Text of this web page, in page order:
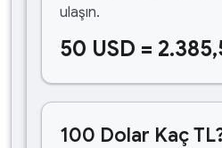
ulaşın.
50 USD =
100 Dolar Kaç